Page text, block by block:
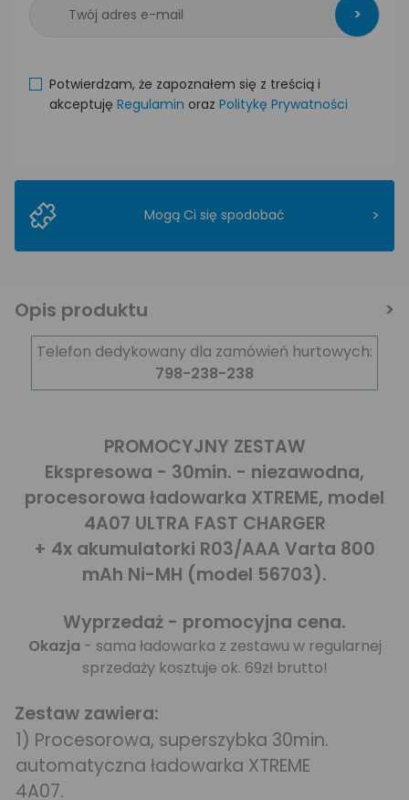
>
Potwierdzam, że zapoznałem się z treścią i
akceptuję Regulamin oraz Politykę Prywatności
Mogą Ci się spodobać >
Opis produktu
Telefon dedykowany dla zamówień hurtowych:
798-238-238
PROMOCYJNY ZESTAW
Ekspresowa - 30min. - niezawodna,
procesorowa ładowarka XTREME, model
4A07 ULTRA FAST CHARGER
+ 4x akumulatorki R03/AAA Varta 800
mAh Ni-MH (model 56703).
Wyprzedaż - promocyjna cena.
Okazja - sama ładowarka z zestawu w regularnej
sprzedaży kosztuje ok. 69zł brutto!
Zestaw zawiera:
1) Procesorowa, superszybka 30min.
automatyczna ładowarka XTREME
4A07.